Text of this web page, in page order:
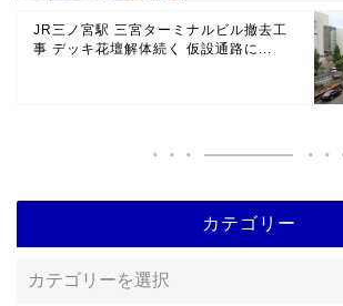
JR三ノ宮駅 三宮ターミナルビル撤去工
事 デッキ花壇解体続く 仮設通路に...
カテゴリー